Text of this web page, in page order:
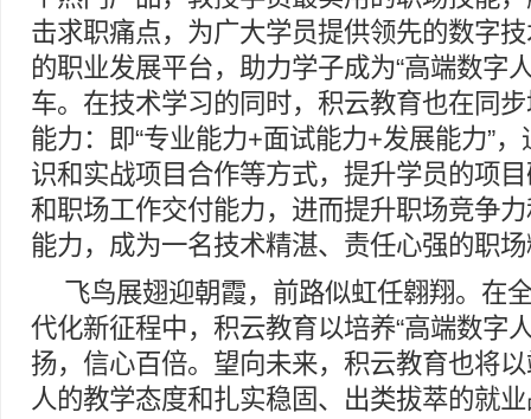
击求职痛点，为广大学员提供领先的数字
的职业发展平台，助力学子成为“高端数字
车。在技术学习的同时，积云教育也在同
能力：即“专业能力+面试能力+发展能力”
识和实战项目合作等方式，提升学员的项
和职场工作交付能力，进而提升职场竞争
能力，成为一名技术精湛、责任心强的职
飞鸟展翅迎朝霞，前路似虹任翱翔。在
代化新征程中，积云教育以培养“高端数字
扬，信心百倍。望向未来，积云教育也将
人的教学态度和扎实稳固、出类拔萃的就